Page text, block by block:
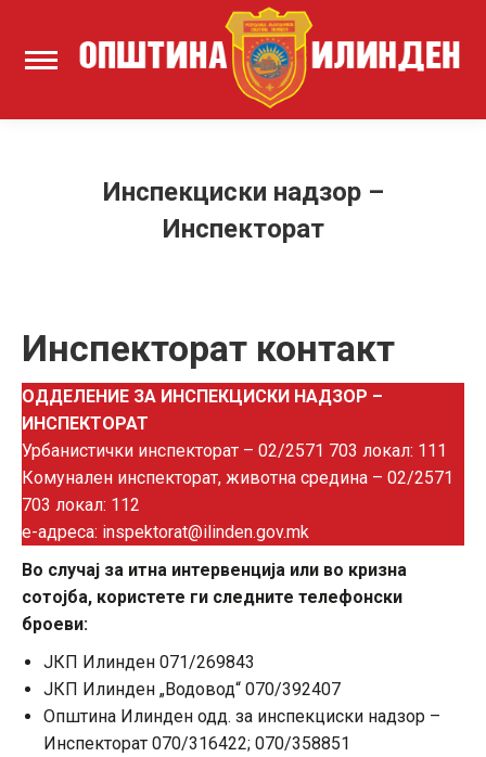
Инспекциски надзор –
Инспекторат
Инспекторат контакт
ОДДЕЛЕНИE ЗА ИНСПЕКЦИСКИ НАДЗОР –
ИНСПЕКТОРАТ
Урбанистички инспекторат – 02/2571 703 локал: 111
Комунален инспекторат, животна средина – 02/2571
703 локал: 112
е-адреса: inspektorat@ilinden.gov.mk
Во случај за итна интервенција или во кризна
сотојба, користете ги следните телефонски
броеви:
ЈКП Илинден 071/269843
ЈКП Илинден „Водовод“ 070/392407
Општина Илинден одд. за инспекциски надзор –
Инспекторат 070/316422; 070/358851